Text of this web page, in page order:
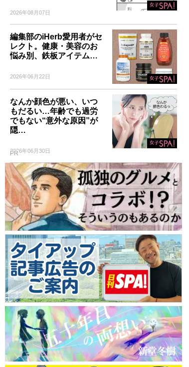
2026年08月07日
編集部のiHerb愛用者がセ
レクト。健康・美容のお
悩み別、鉄板アイテム…
2026年06月22日
なんか顔色が悪い、いつ
もだるい…年齢でも過労
でもない“意外な原因”が
隠…
2026年06月30日
PR